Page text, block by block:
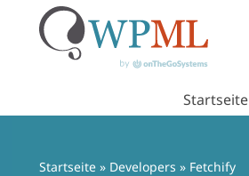
Startseite
Startseite » Developers » Fetchify